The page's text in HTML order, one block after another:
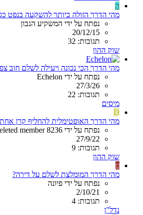
ה
מהי הדרך הזולה ביותר להשקעה בנפט
נפתח על ידי המשקיע הנבון
20/12/15
תגובות: 32
שוק ההון
מהי הדרך הכי נכונה ויעילה לשלם חוב
נפתח על ידי Echelon
27/3/26
תגובות: 22
מיסים
D
מהי הדרך האופטימלית להחליף קרן
נפתח על ידי Deleted member 8236
27/9/22
תגובות: 9
שוק ההון
פ
מהי הדרך המומלצת לשלם על דירה?
נפתח על ידי פיונה
2/10/21
תגובות: 4
נדל"ן